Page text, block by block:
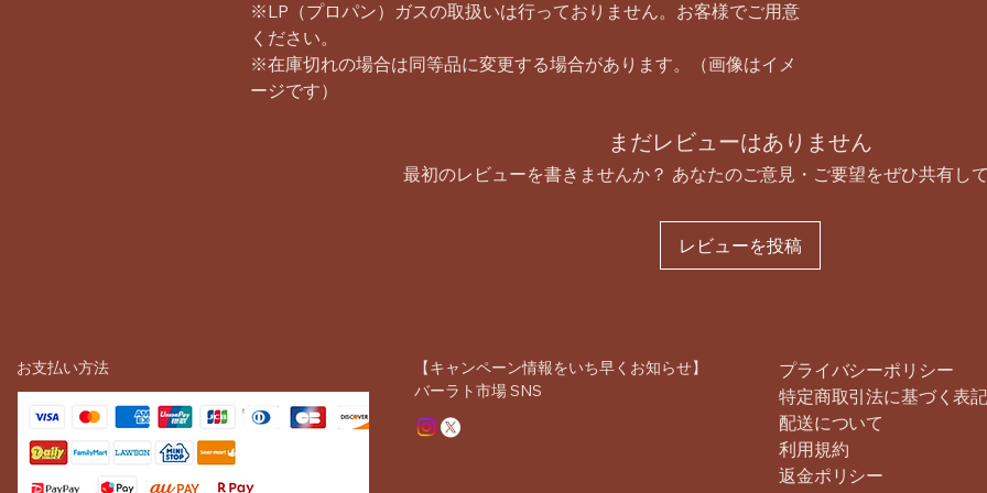
※LP（プロパン）ガスの取扱いは行っておりません。お客様でご用意
ください。
※在庫切れの場合は同等品に変更する場合があります。（画像はイメ
ージです）
まだレビューはありません
最初のレビューを書きませんか？ あなたのご意見・ご要望をぜひ共有して
レビューを投稿
お支払い方法
【キャンペーン情報をいち早くお知らせ】
バーラト市場 SNS
プライバシーポリシー
特定商取引法に基づく表記
配送について
利用規約
返金ポリシー